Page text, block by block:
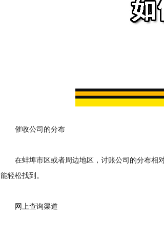
催收公司的分布
在蚌埠市区或者周边地区，讨账公司的分布相对
能轻松找到。
网上查询渠道